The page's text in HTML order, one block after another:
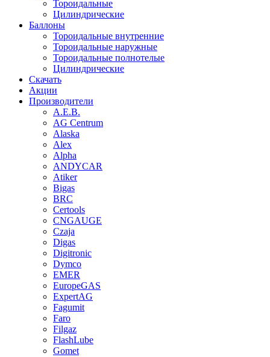
Тороидальные
Цилиндрические
Баллоны
Тороидальные внутренние
Тороидальные наружные
Тороидальные полнотелые
Цилиндрические
Скачать
Акции
Производители
A.E.B.
AG Centrum
Alaska
Alex
Alpha
ANDYCAR
Atiker
Bigas
BRC
Certools
CNGAUGE
Czaja
Digas
Digitronic
Dymco
EMER
EuropeGAS
ExpertAG
Fagumit
Faro
Filgaz
FlashLube
Gomet